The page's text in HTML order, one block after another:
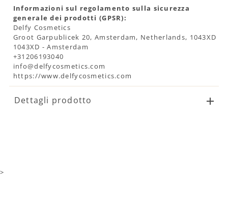
Informazioni sul regolamento sulla sicurezza
generale dei prodotti (GPSR):
Delfy Cosmetics
Groot Garpublicek 20, Amsterdam, Netherlands, 1043XD
1043XD - Amsterdam
+31206193040
info@delfycosmetics.com
https://www.delfycosmetics.com
Dettagli prodotto
>